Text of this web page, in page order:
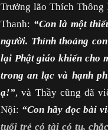
Trưởng lão Thích Thông
Thanh: “Con là một
người. Thỉnh thoảng
lại Phật giáo khiến cho
trong an lạc và hạnh
ạ!”, và Thầy cũng đã
Nội: “Con hãy đọc bài
tuổi trẻ có tài có tu,